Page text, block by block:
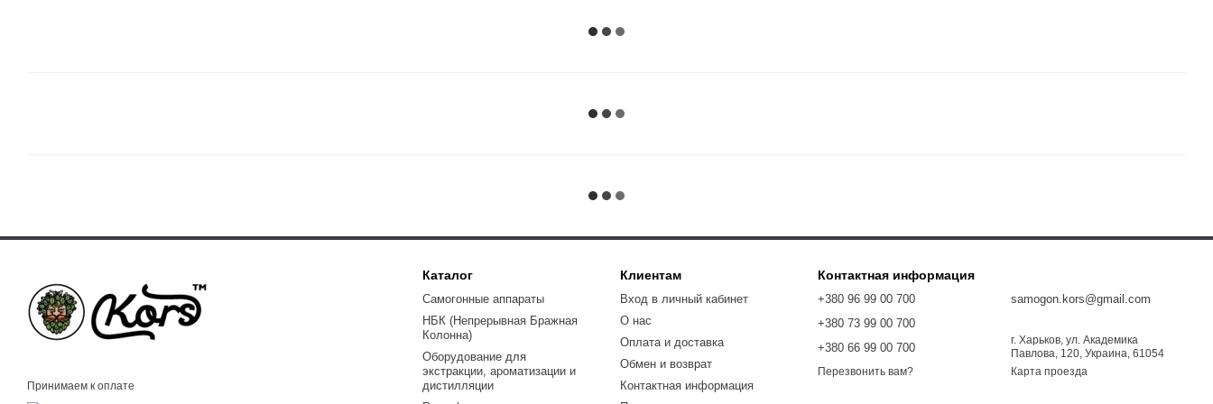
Принимаем к оплате
Каталог
Самогонные аппараты
НБК (Непрерывная Бражная
Колонна)
Оборудование для
экстракции, ароматизации и
дистилляции
Клиентам
Вход в личный кабинет
О нас
Оплата и доставка
Обмен и возврат
Контактная информация
Контактная информация
+380 96 99 00 700
+380 73 99 00 700
+380 66 99 00 700
Перезвонить вам?
samogon.kors@gmail.com
г. Харьков, ул. Академика
Павлова, 120, Украина, 61054
Карта проезда